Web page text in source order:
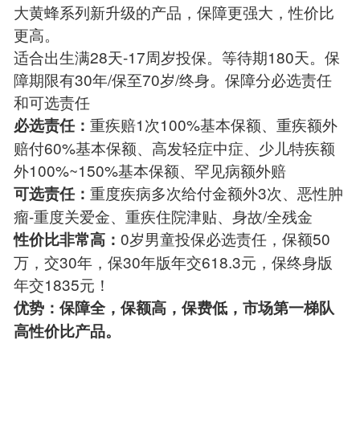
大黄蜂系列新升级的产品，保障更强大，性价比
更高。
适合出生满28天-17周岁投保。等待期180天。保
障期限有30年/保至70岁/终身。保障分必选责任
和可选责任
必选责任： 重疾赔1次100%基本保额、重疾额外
赔付60%基本保额、高发轻症中症、少儿特疾额
外100%~150%基本保额、罕见病额外赔
可选责任： 重度疾病多次给付金额外3次、恶性肿
瘤-重度关爱金、重疾住院津贴、身故/全残金
性价比非常高： 0岁男童投保必选责任，保额50
万，交30年，保30年版年交618.3元，保终身版
年交1835元！
优势：保障全，保额高，保费低，市场第一梯队
高性价比产品。